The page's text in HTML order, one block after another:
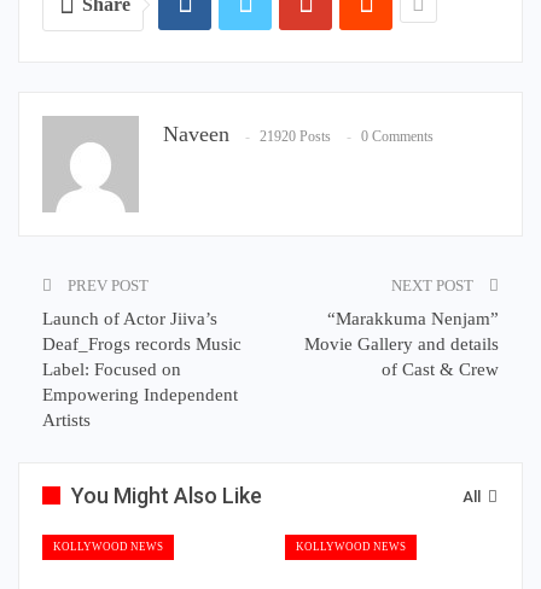
Share
Naveen 21920 Posts 0 Comments
PREV POST
Launch of Actor Jiiva’s
Deaf_Frogs records Music
Label: Focused on
Empowering Independent
Artists
NEXT POST
“Marakkuma Nenjam”
Movie Gallery and details
of Cast & Crew
All
You Might Also Like
KOLLYWOOD NEWS KOLLYWOOD NEWS